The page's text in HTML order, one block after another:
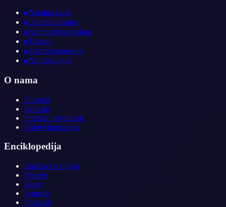
▸Natalna karta
▸Uporedna karta
▸Kompozit horoskop
▸Tranziti
▸Solarni horoskop
▸Numerologija
O nama
O nama
Kontakt
Politika privatnosti
Uslovi koriscenja
Enciklopedija
Znakovi zodijaka
Planete
Kuce
Aspekti
Podznak